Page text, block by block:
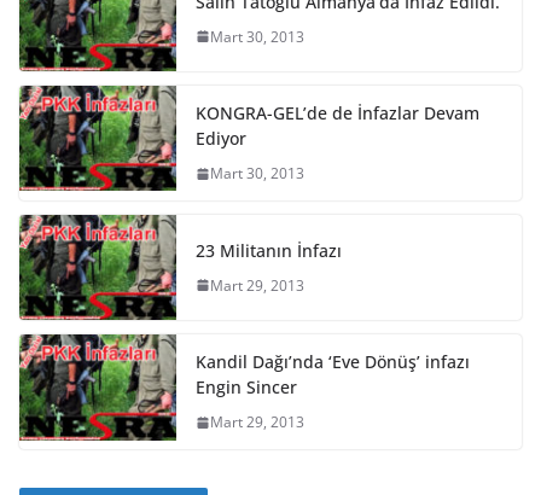
Mart 30, 2013
KONGRA-GEL’de de İnfazlar Devam
Ediyor
Mart 30, 2013
23 Militanın İnfazı
Mart 29, 2013
Kandil Dağı’nda ‘Eve Dönüş’ infazı
Engin Sincer
Mart 29, 2013